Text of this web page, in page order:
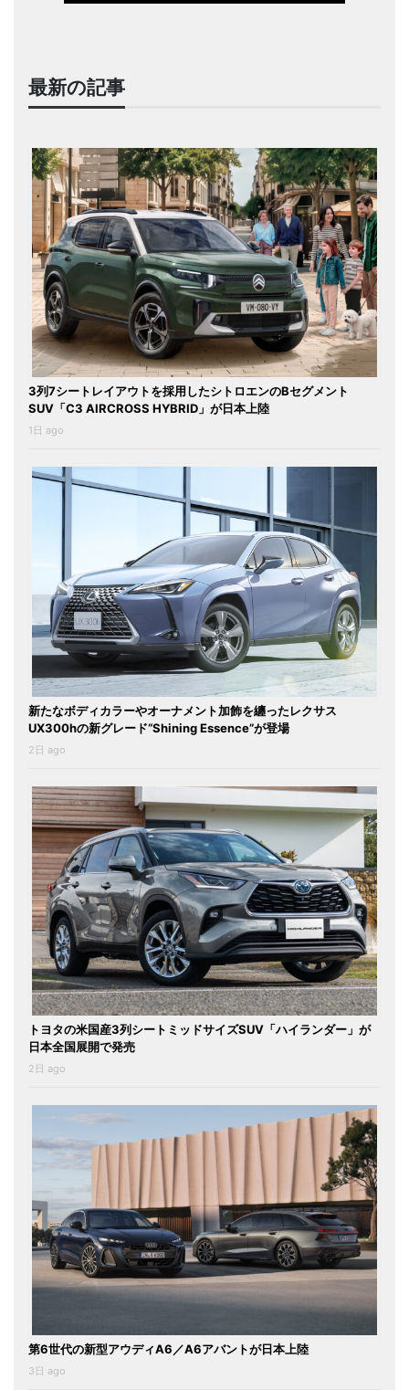
最新の記事
3列7シートレイアウトを採用したシトロエンのBセグメント
SUV「C3 AIRCROSS HYBRID」が日本上陸
1日 ago
新たなボディカラーやオーナメント加飾を纏ったレクサス
UX300hの新グレード“Shining Essence”が登場
2日 ago
トヨタの米国産3列シートミッドサイズSUV「ハイランダー」が
日本全国展開で発売
2日 ago
第6世代の新型アウディA6／A6アバントが日本上陸
3日 ago